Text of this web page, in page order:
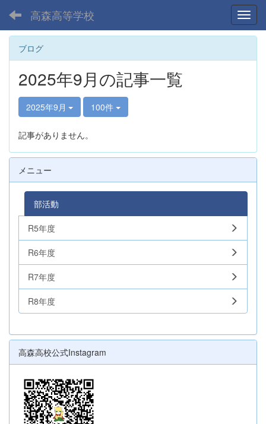
高森高等学校
ブログ
2025年9月の記事一覧
2025年9月 100件
記事がありません。
メニュー
部活動
R5年度
R6年度
R7年度
R8年度
高森高校公式Instagram